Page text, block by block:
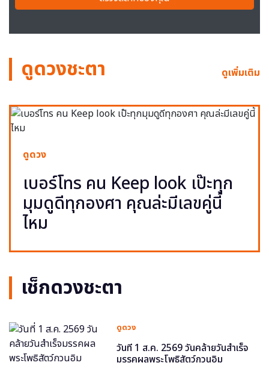
ดูดวงชะตา ดูเพิ่มเติม
ดูดวง
เบอร์โทร คน Keep look เป๊ะทุก
มุมดูดีทุกองศา คุณล่ะมีเลขคู่นี้
ไหม
เช็กดวงชะตา
ดูดวง
วันที่ 1 ส.ค. 2569 วันคล้ายวันสำเร็จ
มรรคผลพระโพธิสัตว์กวนอิม